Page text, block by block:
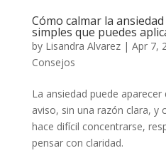
Cómo calmar la
simples que puedes
by Lisandra Alvarez| Apr 7,
Consejos
La ansiedad puede aparecer
aviso, sin una razón clara, y
hace difícil concentrarse,
pensar con claridad.